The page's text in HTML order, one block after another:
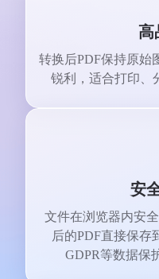
高
转换后PDF保持原始
锐利，适合打印、
安
文件在浏览器内安
后的PDF直接保存
GDPR等数据保